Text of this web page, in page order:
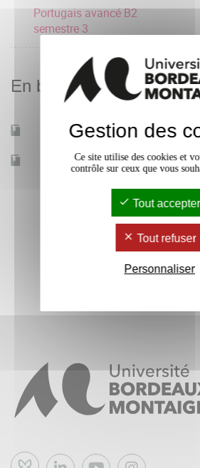
Portugais avancé B2
semestre 3
En bref
Mobilité d'études Non
Accessible à distance Non
Gestion des
Ce site utilise des cookies et
contrôle sur ceux que vous
Tout accepter
Tout refuser
Personnaliser